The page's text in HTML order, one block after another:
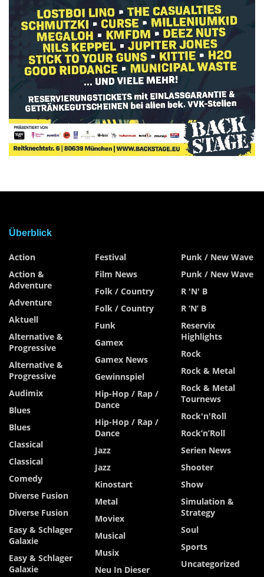
Überblick
Action
Action &
Adventure
Adventure
Aktuell
Alternative &
Progressive
Alternative &
Progressive
Audimix
Blues
Blues
Classical
Classical
Comedy
Diverse Fusion
Diverse Fusion
Easy & Schlager
Galaxie
Easy & Schlager
Galaxie
Festival
Film News
Folk / Country
Folk / Country
Funk
Gamex
Gamex News
Gewinnspiel
Hip-Hop / Rap /
Dance
Hip-Hop / Rap /
Dance
Jazz
Jazz
Kinostart
Metal
Moviex
Musical
Musix
Neu In Dieser
Punk / New Wave
Punk / New Wave
R 'n' B
R ‘n’ B
Reservix
Highlights
Rock
Rock & Metal
Rock & Metal
Tournews
Rock'n'Roll
Rock’n’Roll
Serien News
Shooter
Show
Simulation &
Strategy
Soul
Sports
Uncategorized